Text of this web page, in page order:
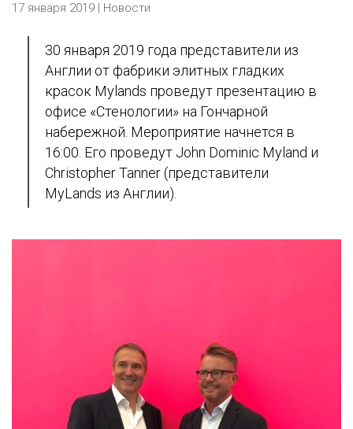
17 января 2019 | Новости
30 января 2019 года представители из
Англии от фабрики элитных гладких
красок Mylands проведут презентацию в
офисе «Стенологии» на Гончарной
набережной. Мероприятие начнется в
16:00. Его проведут John Dominic Myland и
Christopher Tanner (представители
MyLands из Англии).